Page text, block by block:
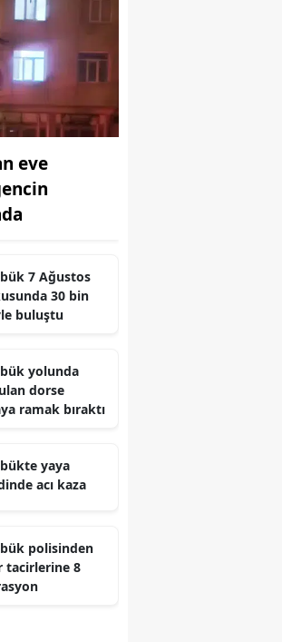
eve
7 Ağustos
30 bin
buluştu
yolunda
dorse
ramak bıraktı
yaya
acı kaza
polisinden
tacirlerine 8